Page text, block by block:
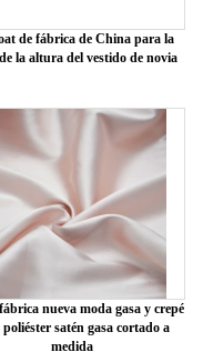
de fábrica de China para la
la altura del vestido de novia
nueva moda gasa y crepé
poliéster satén gasa cortado a
medida